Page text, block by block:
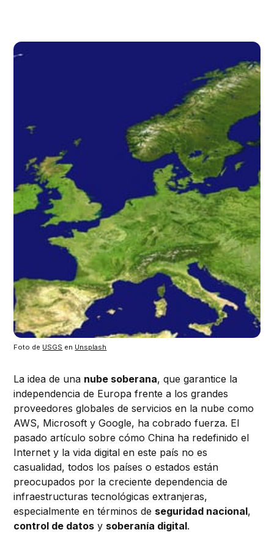
Foto de USGS en Unsplash
La idea de una nube soberana, que garantice la
independencia de Europa frente a los grandes
proveedores globales de servicios en la nube como
AWS, Microsoft y Google, ha cobrado fuerza. El
pasado artículo sobre cómo China ha redefinido el
Internet y la vida digital en este país no es
casualidad, todos los países o estados están
preocupados por la creciente dependencia de
infraestructuras tecnológicas extranjeras,
especialmente en términos de seguridad nacional,
control de datos y soberanía digital.